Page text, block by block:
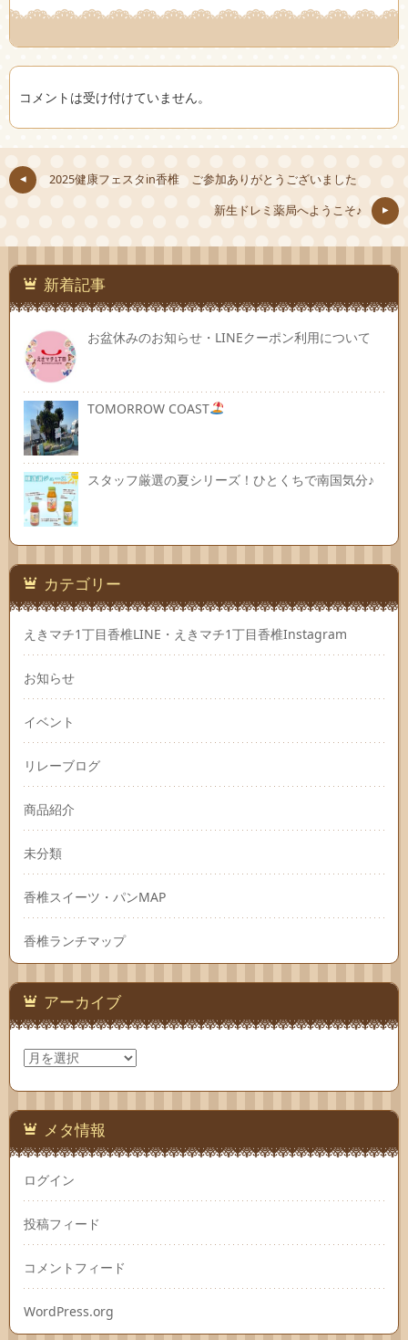
コメントは受け付けていません。
2025健康フェスタin香椎 ご参加ありがとうございました
新生ドレミ薬局へようこそ♪
新着記事
お盆休みのお知らせ・LINEクーポン利用について
TOMORROW COAST
スタッフ厳選の夏シリーズ！ひとくちで南国気分♪
カテゴリー
えきマチ1丁目香椎LINE・えきマチ1丁目香椎Instagram
お知らせ
イベント
リレーブログ
商品紹介
未分類
香椎スイーツ・パンMAP
香椎ランチマップ
アーカイブ
ア
ー
カ
イ
ブ メタ情報
ログイン
投稿フィード
コメントフィード
WordPress.org